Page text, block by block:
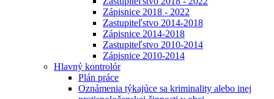
Zápisnice 2018 - 2022
Zastupiteľstvo 2014-2018
Zápisnice 2014-2018
Zastupiteľstvo 2010-2014
Zápisnice 2010-2014
Hlavný kontrolór
Plán práce
Oznámenia týkajúce sa kriminality alebo inej